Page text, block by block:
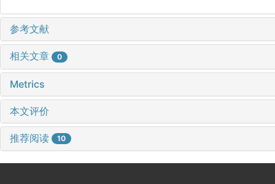
参考文献
相关文章 0
Metrics
本文评价
推荐阅读 10